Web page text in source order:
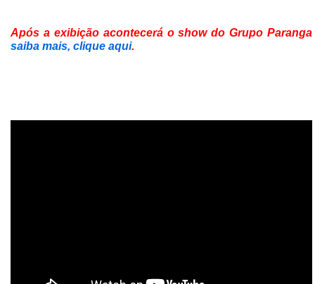
Após a exibição acontecerá o show do Grupo Paranga
saiba mais, clique aqui.